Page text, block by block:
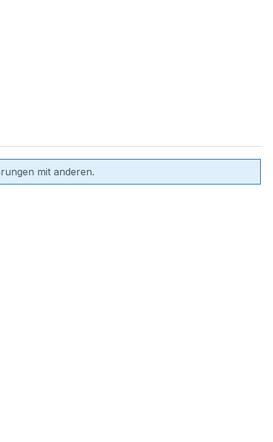
mit anderen.